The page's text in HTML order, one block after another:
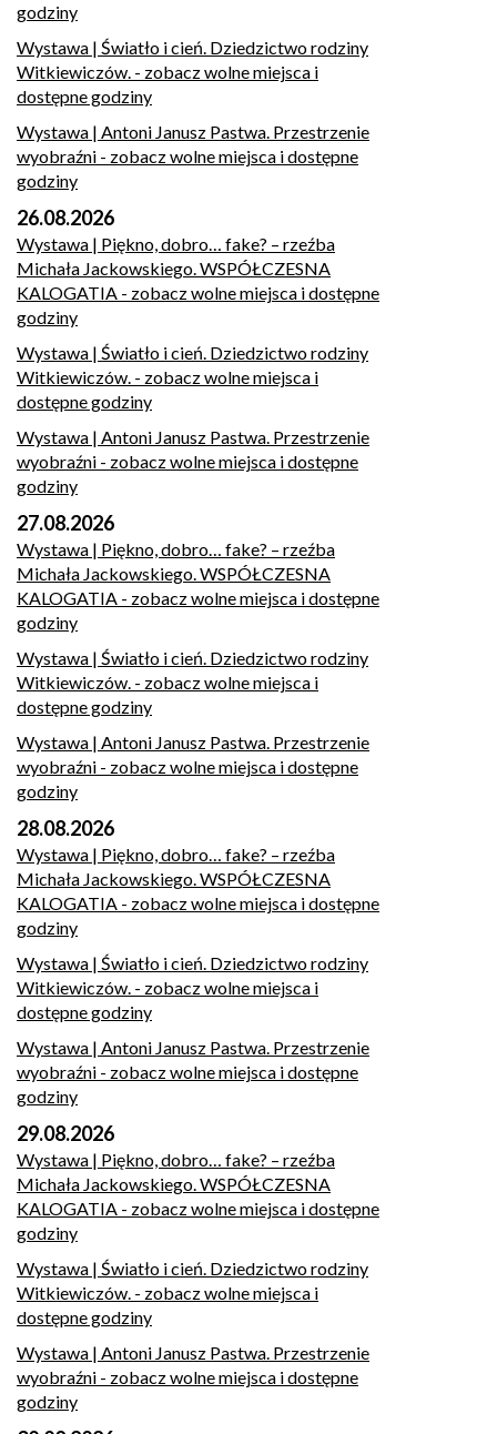
godziny
Wystawa | Światło i cień. Dziedzictwo rodziny
Witkiewiczów. - zobacz wolne miejsca i
dostępne godziny
Wystawa | Antoni Janusz Pastwa. Przestrzenie
wyobraźni - zobacz wolne miejsca i dostępne
godziny
26.08.2026
Wystawa | Piękno, dobro… fake? – rzeźba
Michała Jackowskiego. WSPÓŁCZESNA
KALOGATIA - zobacz wolne miejsca i dostępne
godziny
Wystawa | Światło i cień. Dziedzictwo rodziny
Witkiewiczów. - zobacz wolne miejsca i
dostępne godziny
Wystawa | Antoni Janusz Pastwa. Przestrzenie
wyobraźni - zobacz wolne miejsca i dostępne
godziny
27.08.2026
Wystawa | Piękno, dobro… fake? – rzeźba
Michała Jackowskiego. WSPÓŁCZESNA
KALOGATIA - zobacz wolne miejsca i dostępne
godziny
Wystawa | Światło i cień. Dziedzictwo rodziny
Witkiewiczów. - zobacz wolne miejsca i
dostępne godziny
Wystawa | Antoni Janusz Pastwa. Przestrzenie
wyobraźni - zobacz wolne miejsca i dostępne
godziny
28.08.2026
Wystawa | Piękno, dobro… fake? – rzeźba
Michała Jackowskiego. WSPÓŁCZESNA
KALOGATIA - zobacz wolne miejsca i dostępne
godziny
Wystawa | Światło i cień. Dziedzictwo rodziny
Witkiewiczów. - zobacz wolne miejsca i
dostępne godziny
Wystawa | Antoni Janusz Pastwa. Przestrzenie
wyobraźni - zobacz wolne miejsca i dostępne
godziny
29.08.2026
Wystawa | Piękno, dobro… fake? – rzeźba
Michała Jackowskiego. WSPÓŁCZESNA
KALOGATIA - zobacz wolne miejsca i dostępne
godziny
Wystawa | Światło i cień. Dziedzictwo rodziny
Witkiewiczów. - zobacz wolne miejsca i
dostępne godziny
Wystawa | Antoni Janusz Pastwa. Przestrzenie
wyobraźni - zobacz wolne miejsca i dostępne
godziny